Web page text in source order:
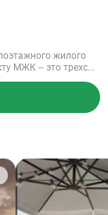
жилого
МЖК – это трехс...